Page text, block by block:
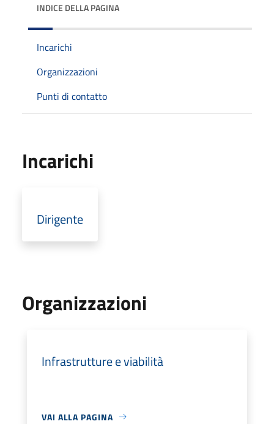
INDICE DELLA PAGINA
Incarichi
Organizzazioni
Punti di contatto
Incarichi
Dirigente
Organizzazioni
Infrastrutture e viabilità
VAI ALLA PAGINA